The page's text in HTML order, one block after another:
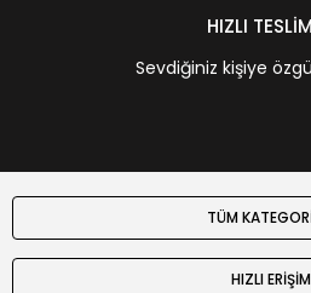
HIZLI
Sevdiğiniz kişiye
TÜM
HIZLI ERİŞİM